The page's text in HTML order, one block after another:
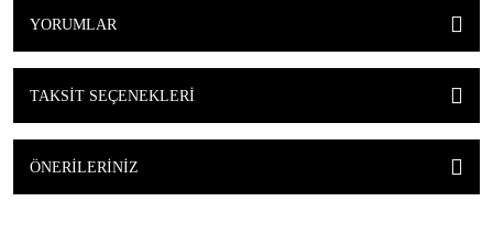
YORUMLAR
TAKSIT SEÇENEKLERI
ÖNERILERINIZ